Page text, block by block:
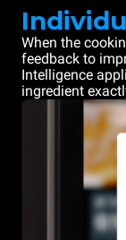
When the
feedback to
Intelligence
ingredient